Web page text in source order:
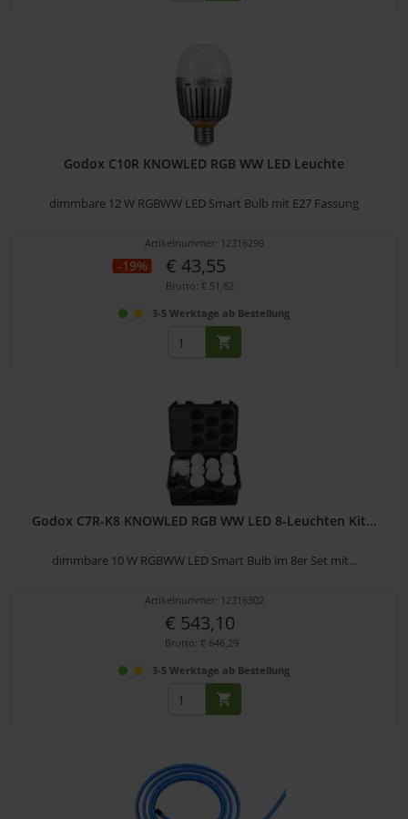
Godox C10R KNOWLED RGB WW LED Leuchte
dimmbare 12 W RGBWW LED Smart Bulb mit E27 Fassung
Artikelnummer: 12316299
-19% € 43,55
Brutto: € 51,82
3-5 Werktage ab Bestellung
Godox C7R-K8 KNOWLED RGB WW LED 8-Leuchten Kit...
dimmbare 10 W RGBWW LED Smart Bulb im 8er Set mit...
Artikelnummer: 12316302
€ 543,10
Brutto: € 646,29
3-5 Werktage ab Bestellung